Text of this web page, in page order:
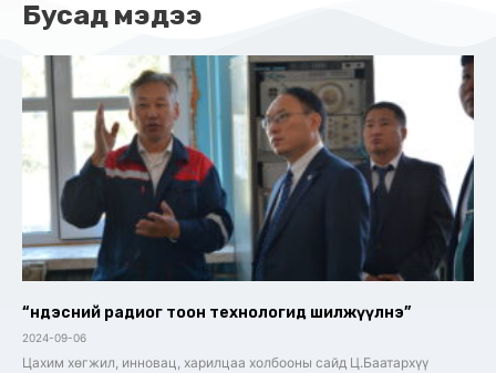
Бусад мэдээ
“Үндэсний радиог тоон технологид шилжүүлнэ”
2024-09-06
Цахим хөгжил, инновац, харилцаа холбооны сайд Ц.Баатархүү